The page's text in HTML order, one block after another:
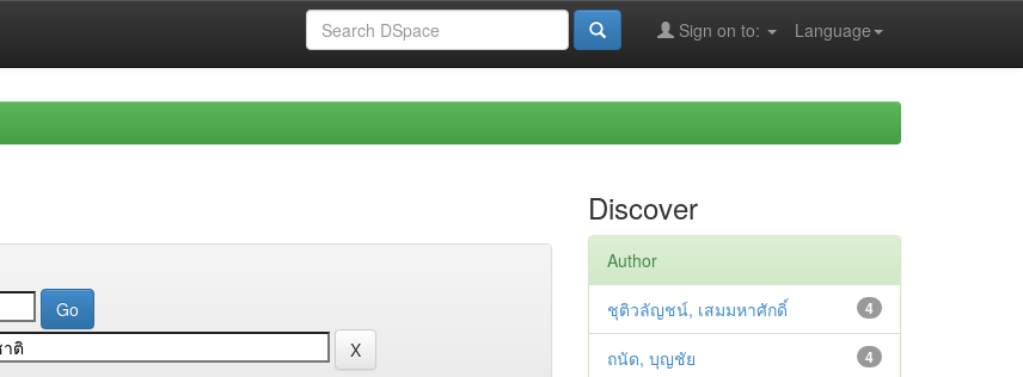
Language
Sign on to:
Discover
Author
4
ชุติวลัญชน์, เสมมหาศักดิ์
4
ถนัด, บุญชัย